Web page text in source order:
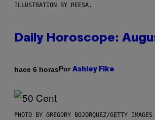
ILLUSTRATION BY REESA.
Daily Horoscope:
hace 6 horasPor Ashley Fike
PHOTO BY GREGORY BOJORQUEZ/GETTY IMAGES